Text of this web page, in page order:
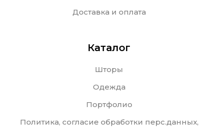
Доставка и оплата
Каталог
Шторы
Одежда
Портфолио
Политика, согласие обработки перс.данных,